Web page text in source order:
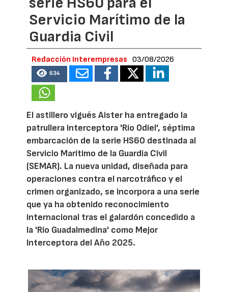
Servicio Marítimo de la
Guardia Civil
Redacción Interempresas 03/08/2026
634
El astillero vigués Aister ha entregado la
patrullera interceptora 'Río Odiel', séptima
embarcación de la serie HS60 destinada al
Servicio Marítimo de la Guardia Civil
(SEMAR). La nueva unidad, diseñada para
operaciones contra el narcotráfico y el
crimen organizado, se incorpora a una serie
que ya ha obtenido reconocimiento
internacional tras el galardón concedido a
la 'Río Guadalmedina' como Mejor
Interceptora del Año 2025.